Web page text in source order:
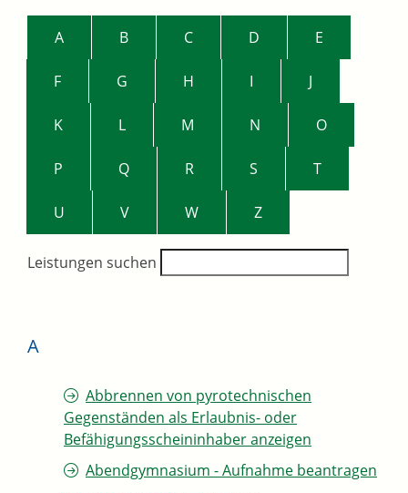
A B C D E
F G H I J
K L M N O
P Q R S T
U V W Z
Leistungen suchen
A
Abbrennen von pyrotechnischen
Gegenständen als Erlaubnis- oder
Befähigungsscheininhaber anzeigen
Abendgymnasium - Aufnahme beantragen